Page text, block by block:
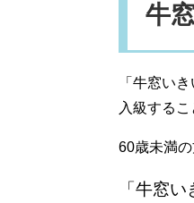
牛
「牛窓い
入級するこ
60歳未満
「牛窓